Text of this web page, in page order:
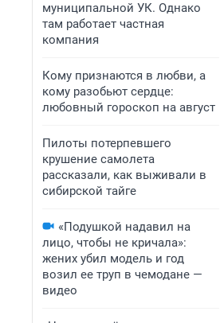
муниципальной УК. Однако
там работает частная
компания
Кому признаются в любви, а
кому разобьют сердце:
любовный гороскоп на август
Пилоты потерпевшего
крушение самолета
рассказали, как выживали в
сибирской тайге
«Подушкой надавил на
лицо, чтобы не кричала»:
жених убил модель и год
возил ее труп в чемодане —
видео